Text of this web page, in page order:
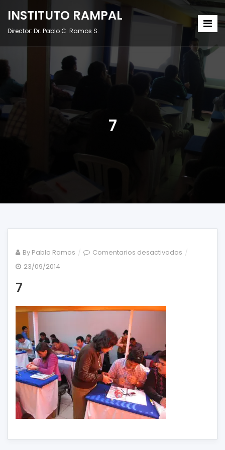
INSTITUTO RAMPAL
Director: Dr. Pablo C. Ramos S.
7
By Pablo Ramos Comentarios desactivados en
23/09/2014
7